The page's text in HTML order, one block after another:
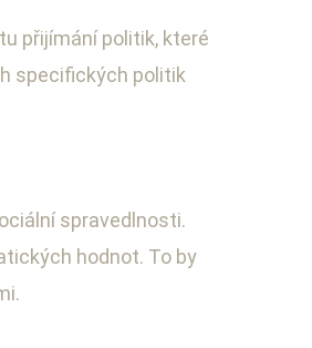
přijímání politik, které
specifických politik
spravedlnosti.
hodnot. To by